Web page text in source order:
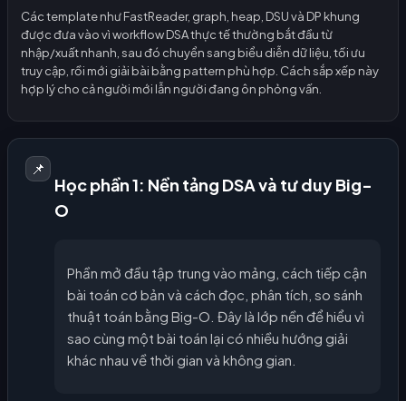
Các template như FastReader, graph, heap, DSU và DP khung
được đưa vào vì workflow DSA thực tế thường bắt đầu từ
nhập/xuất nhanh, sau đó chuyển sang biểu diễn dữ liệu, tối ưu
truy cập, rồi mới giải bài bằng pattern phù hợp. Cách sắp xếp này
hợp lý cho cả người mới lẫn người đang ôn phỏng vấn.
📌
Học phần 1: Nền tảng DSA và tư duy Big-
O
Phần mở đầu tập trung vào mảng, cách tiếp cận
bài toán cơ bản và cách đọc, phân tích, so sánh
thuật toán bằng Big-O. Đây là lớp nền để hiểu vì
sao cùng một bài toán lại có nhiều hướng giải
khác nhau về thời gian và không gian.